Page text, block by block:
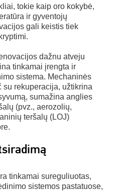
tokie kaip oro kokybė,
ir gyventojų
gali keistis tiek
dažnu atveju
tinkamai įrengta ir
sistema. Mechaninės
su rekuperacija, užtikrina
sumažina anglies
(pvz., aerozolių,
teršalų (LOJ)
tinkamai sureguliuotas,
sistemos pastatuose,